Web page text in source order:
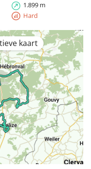
1.899 m
Hard
kaart